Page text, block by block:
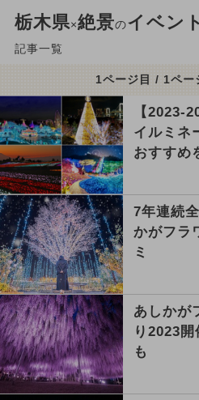
栃木県×絶景のイベン
記事一覧
1ページ目 / 1ペー
【2023-
イルミネ
おすすめ
7年連続
かがフラ
ミ
あしかが
り2023
も